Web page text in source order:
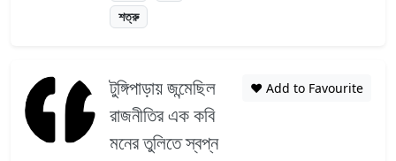
শত্রু
টুঙ্গিপাড়ায় জন্মেছিল
রাজনীতির এক কবি
মনের তুলিতে স্বপ্ন
❤️ Add to Favourite